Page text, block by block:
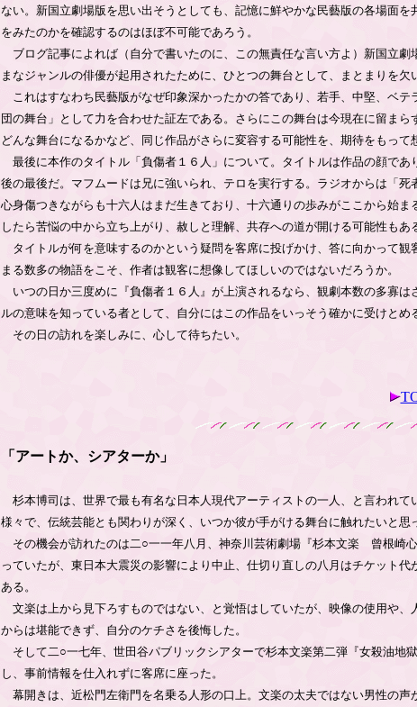
ない。新国立劇場版を思い出そうとしても、記憶に鮮やかな民藝版の各場面
をみたのかを確認するのはほぼ不可能であろう。
ブログ記事によれば（自分で書いたのに、この無責任な言い方よ）新国立
まなジャンルの俳優が起用されたために、ひとつの舞台として、まとまりを欠
これはすなわち民藝版がなぜ印象深かったかの答であり、若手、中堅、ベ
団の舞台」として力を合わせた証左である。さらにこの舞台は今現在に留ま
どんな舞台になるかなど、同じ作品がさらに変容する可能性を、期待をもって
最後に本作のタイトル「負傷者１６人」について。タイトルは作品の顔で
後の最後だ。マフムードは兄に強いられ、テロを実行する。ラジオからは「
心身傷つきながらも十六人はまだ生きており、十六通りの歩みがここから始
したら苦悩の中から立ち上がり、赦しと理解、共存への道が開ける可能性もあ
タイトルが何を意味するのかという疑問を客席に投げかけ、答に向かって
まる数多の物語をこそ、作者は観客に想像してほしいのではないだろうか。
いつの日か三度めに『負傷者１６人』が上演されるなら、観劇本数の多寡
ルの意味を知っている者として、自分にはこの作品をいっそう確かに受けとめ
その日の訪れを楽しみに、心して待ちたい。
「アートか、シアターか」
杉本博司は、世界で最も有名な日本人現代アーティストの一人、と言われ
様々で、伝統芸能とも関わりが深く、いつか彼が手がける舞台に触れたいと思
その機会が訪れたのは二○一一年八月、神奈川芸術劇場『杉本文楽 曾根崎
っていたが、東日本大震災の影響により中止、仕切り直しの八月はチケット
ある。
文楽は上から見下ろすものではない、と覚悟はしていたが、映像の使用や
からは堪能できず、自分のケチさを後悔した。
そして二○一七年、世田谷パブリックシアターで杉本文楽第二弾『女殺油地
し、事前情報を仕入れずに客席に座った。
幕開きは、近松門左衛門を名乗る人形の口上。文楽の太夫ではない男性の